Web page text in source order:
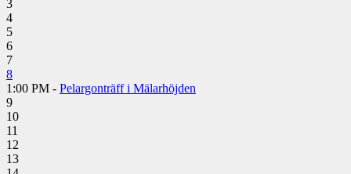
3
4
5
6
7
8
1:00 PM - Pelargonträff i Mälarhöjden
9
10
11
12
13